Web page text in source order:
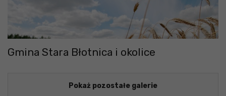
Gmina Stara Błotnica i okolice
Pokaż pozostałe galerie